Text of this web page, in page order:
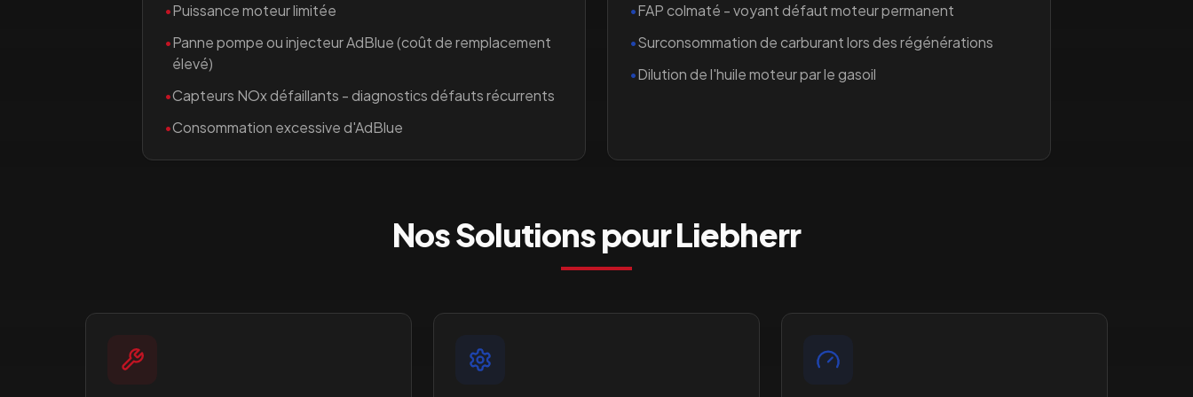
•Puissance moteur limitée
•Panne pompe ou injecteur AdBlue (coût de remplacement
élevé)
•Capteurs NOx défaillants - diagnostics défauts récurrents
•Consommation excessive d'AdBlue
•FAP colmaté - voyant défaut moteur permanent
•Surconsommation de carburant lors des régénérations
•Dilution de l'huile moteur par le gasoil
Nos Solutions pourLiebherr